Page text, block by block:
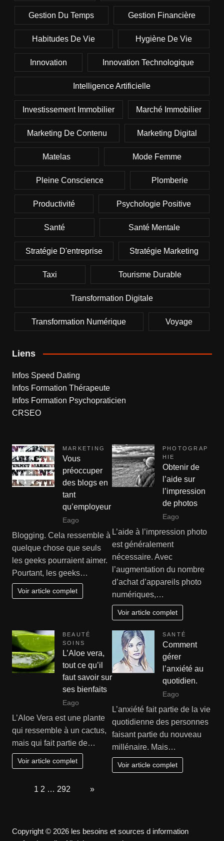
Gestion Du Temps Gestion Financière
Habitudes De Vie Hygiène De Vie
Innovation Innovation Technologique
Intelligence Artificielle
Investissement Immobilier Marché Immobilier
Marketing De Contenu Marketing Digital
Matelas Mode Femme
Pleine Conscience Plomberie
Productivité Psychologie Positive
Santé Santé Mentale
Stratégie D'entreprise Stratégie Marketing
Taxi Tourisme Durable
Transformation Digitale
Transformation Numérique Voyage
Liens
Infos Speed Dating
Infos Formation Thérapeute
Infos Formation Psychopraticien
CRSEO
MARKETING
Vous
préoccuper
des blogs en
tant
qu’employeur
Eago
Blogging. Cela ressemble à
quelque chose que seuls
les geeks pourraient aimer.
Pourtant, les geeks…
Voir article complet
PHOTOGRAP
HIE
Obtenir de
l’aide sur
l’impression
de photos
Eago
L’aide à l’impression photo
est généralement
nécessaire. Avec
l’augmentation du nombre
d’achat d’appareils photo
numériques,…
Voir article complet
BEAUTÉ
SOINS
L’Aloe vera,
tout ce qu’il
faut savoir sur
ses bienfaits
Eago
L’Aloe Vera est une plante
qui ressemble à un cactus,
mais qui fait partie de…
Voir article complet
SANTÉ
Comment
gérer
l’anxiété au
quotidien.
Eago
L’anxiété fait partie de la vie
quotidienne des personnes
faisant partie du nouveau
millénaire. Mais…
Voir article complet
1 2 … 292 »
Copyright © 2026 les besoins et sources d information